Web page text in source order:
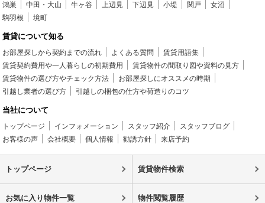
鴻巣
中田・大山 牛ヶ谷 上辺見 下辺見 小堤 関戸
女沼
駒羽根
境町
賃貸について知る
お部屋探しから契約までの流れ よくある質問
賃貸用語集
賃貸契約費用や一人暮らしの初期費用
賃貸物件の間取り図や資料の見方
賃貸物件の選び方やチェック方法
お部屋探しにオススメの時期
引越し業者の選び方
引越しの梱包の仕方や荷造りのコツ
当社について
トップページ インフォメーション スタッフ紹介
スタッフブログ
お客様の声
会社概要 個人情報 勧誘方針 来店予約
トップページ 賃貸物件検索
お気に入り物件一覧 物件閲覧履歴